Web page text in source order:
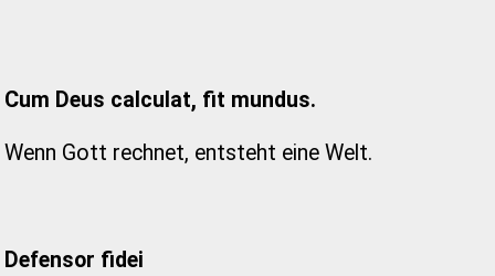
Cum Deus calculat, fit mundus.
Wenn Gott rechnet, entsteht eine Welt.
Defensor fidei